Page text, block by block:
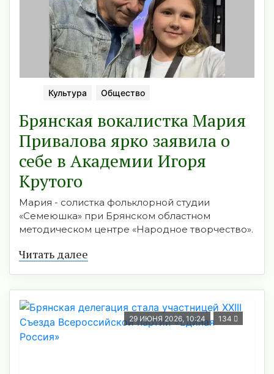
Культура Общество
Брянская вокалистка Мария
Привалова ярко заявила о
себе в Академии Игоря
Крутого
Мария - солистка фольклорной студии
«Семеюшка» при Брянском областном
методическом центре «Народное творчество».
Читать далее
29 ИЮНЯ 2026, 10:24 134